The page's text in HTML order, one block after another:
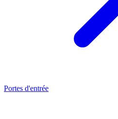
Portes d'entrée